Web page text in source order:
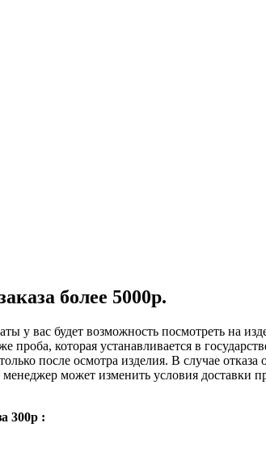
более 5000р.
вас будет возможность посмотреть на
которая устанавливается в
после осмотра изделия. В случае отказа
может изменить условия доставки
300р :